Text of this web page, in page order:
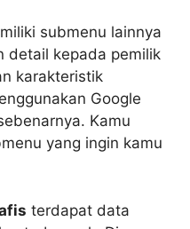
submenu lainnya
detail kepada pemilik
karakteristik
Google
Kamu
yang ingin kamu
terdapat data